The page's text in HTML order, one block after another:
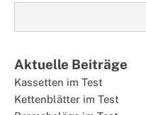
Aktuelle Beiträge
Kassetten im Test
Kettenblätter im Test